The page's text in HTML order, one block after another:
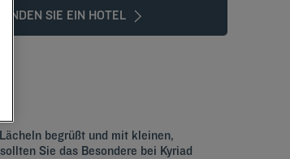
FINDEN SIE EIN HOTEL
begrüßt und mit kleinen,
Sie das Besondere bei Kyriad